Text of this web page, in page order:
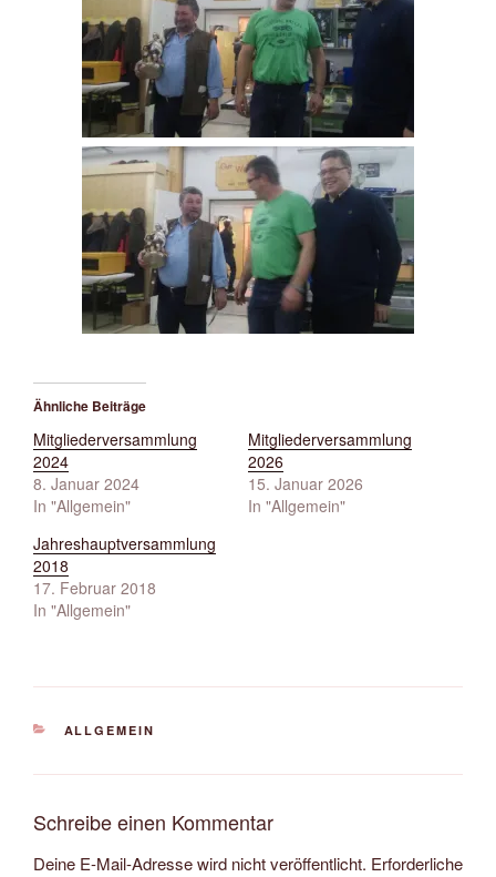
Ähnliche Beiträge
Mitgliederversammlung
2024
8. Januar 2024
In "Allgemein"
Mitgliederversammlung
2026
15. Januar 2026
In "Allgemein"
Jahreshauptversammlung
2018
17. Februar 2018
In "Allgemein"
KATEGORIEN
ALLGEMEIN
Schreibe einen Kommentar
Deine E-Mail-Adresse wird nicht veröffentlicht. Erforderliche